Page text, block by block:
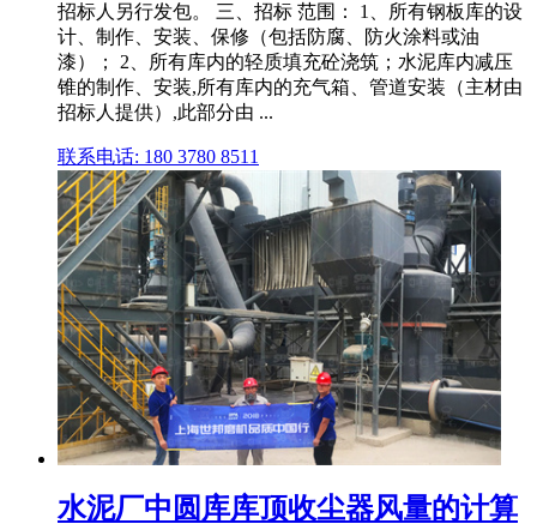
招标人另行发包。 三、招标 范围： 1、所有钢板库的设
计、制作、安装、保修（包括防腐、防火涂料或油
漆）； 2、所有库内的轻质填充砼浇筑；水泥库内减压
锥的制作、安装,所有库内的充气箱、管道安装（主材由
招标人提供）,此部分由 ...
联系电话: 180 3780 8511
水泥厂中圆库库顶收尘器风量的计算